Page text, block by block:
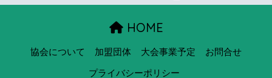
HOME
協会について 加盟団体 大会事業予定 お問合せ
プライバシーポリシー